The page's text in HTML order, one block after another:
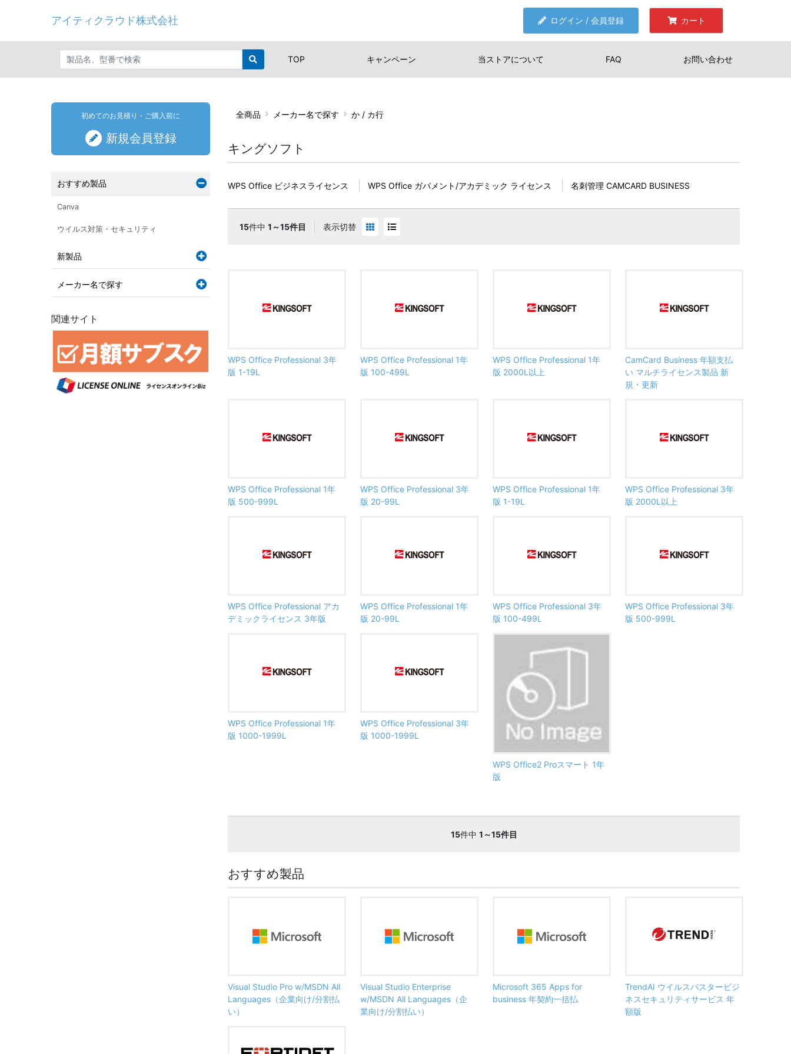
アイティクラウド株式会社 ログイン / 会員登録 カート
TOP キャンペーン 当ストアについて FAQ お問い合わせ
全商品 メーカー名で探す か / カ行
キングソフト
WPS Office ビジネスライセンス WPS Office ガバメント/アカデミック ライセンス 名刺管理 CAMCARD BUSINESS
15件中 1～15件目 表示切替
WPS Office Professional 3年
版 1-19L
WPS Office Professional 1年
版 100-499L
WPS Office Professional 1年
版 2000L以上
CamCard Business 年額支払
い マルチライセンス製品 新
規・更新
WPS Office Professional 1年
版 500-999L
WPS Office Professional 3年
版 20-99L
WPS Office Professional 1年
版 1-19L
WPS Office Professional 3年
版 2000L以上
WPS Office Professional アカ
デミックライセンス 3年版
WPS Office Professional 1年
版 20-99L
WPS Office Professional 3年
版 100-499L
WPS Office Professional 3年
版 500-999L
WPS Office Professional 1年
版 1000-1999L
WPS Office Professional 3年
版 1000-1999L
WPS Office2 Proスマート 1年
版
15件中 1～15件目
おすすめ製品
Visual Studio Pro w/MSDN All
Languages（企業向け/分割払
い）
Visual Studio Enterprise
w/MSDN All Languages（企
業向け/分割払い）
Microsoft 365 Apps for
business 年契約一括払
TrendAI ウイルスバスタービジ
ネスセキュリティサービス 年
額版
初めてのお見積り・ご購入前に
新規会員登録
おすすめ製品
Canva
ウイルス対策・セキュリティ
新製品
メーカー名で探す
関連サイト